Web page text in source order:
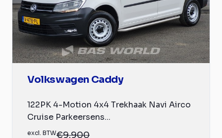
Volkswagen Caddy
122PK 4-Motion 4x4 Trekhaak Navi Airco
Cruise Parkeersens...
excl. BTW€9.900